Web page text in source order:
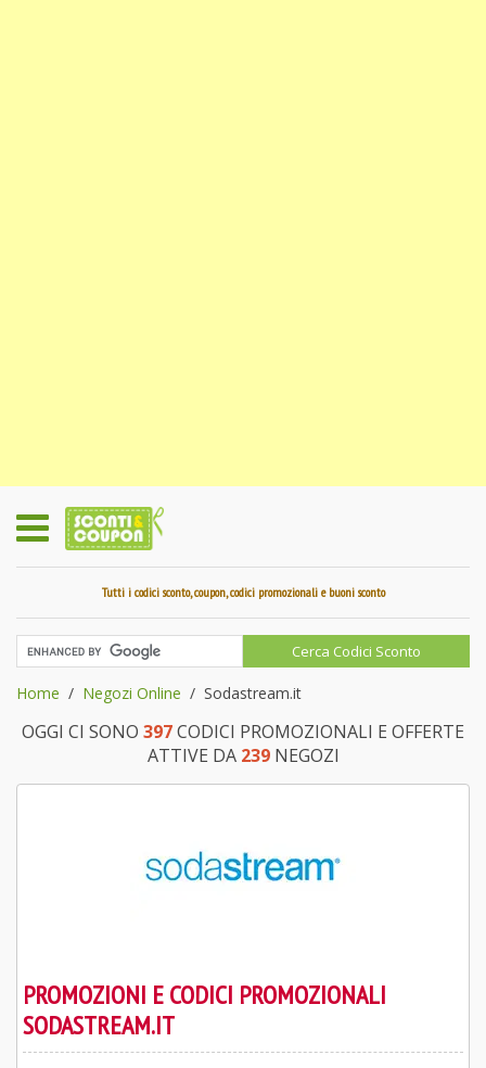
Tutti i codici sconto, coupon, codici promozionali e buoni sconto
Home Negozi Online Sodastream.it
OGGI CI SONO 397CODICI PROMOZIONALI E OFFERTE
ATTIVE DA 239NEGOZI
PROMOZIONI E CODICI PROMOZIONALI
SODASTREAM.IT